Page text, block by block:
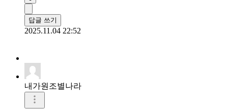
답글 쓰기
2025.11.04 22:52
내가원조별나라